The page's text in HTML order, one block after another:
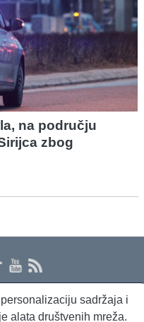
na području
zbog
privatnosti Kontakt RSS
sadržaja i
alata društvenih mreža.